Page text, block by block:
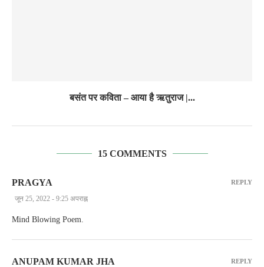
बसंत पर कविता – आया है ऋतुराज |...
15 COMMENTS
PRAGYA
जून 25, 2022 - 9:25 अपराह्न
Mind Blowing Poem.
REPLY
ANUPAM KUMAR JHA REPLY